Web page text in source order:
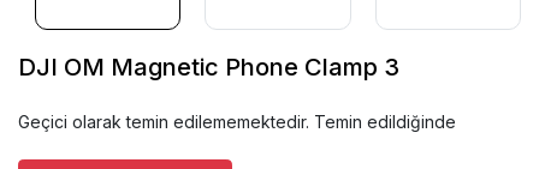
DJI OM Magnetic Phone Clamp 3
Geçici olarak temin edilememektedir. Temin edildiğinde